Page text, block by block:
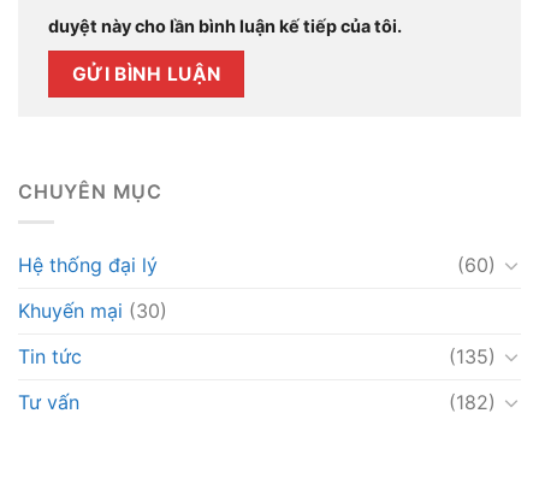
duyệt này cho lần bình luận kế tiếp của tôi.
CHUYÊN MỤC
Hệ thống đại lý
(60)
Khuyến mại (30)
Tin tức
(135)
Tư vấn
(182)